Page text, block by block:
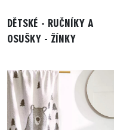
DĚTSKÉ - RUČNÍKY A
OSUŠKY - ŽÍNKY